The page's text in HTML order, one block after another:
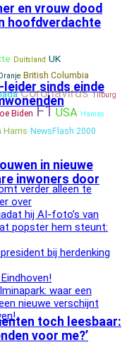
en vrouw dood
hoofdverdachte
sinds einde
in nieuwe
inwoners door
toch leesbaar:
voor me?’
Duitsland UK
British Columbia
Coronavirus Tilburg
Biden F1 USA Hamas
Harris NewsFlash 2000
verder alleen te
over
hij AI-foto’s van
popster hem steunt:
bij herdenking
waar een
nieuwe verschijnt